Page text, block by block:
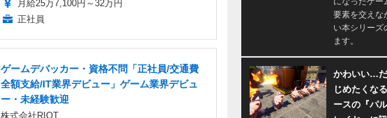
月給25万7,100円～32万円
正社員
ゲームデバッカー・資格不問「正社員/交通費
全額支給/IT業界デビュー」ゲーム業界デビュ
ー・未経験歓迎
株式会社RIOT
要素を交えな
い本シリーズ
ます。
かわいい…
じめたくな
ースの『パ